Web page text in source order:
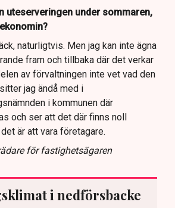
uteserveringen under sommaren,
naturligtvis. Men jag kan inte ägna
fram och tillbaka där det verkar
av förvaltningen inte vet vad den
jag ändå med i
i kommunen där
och ser att det där finns noll
är att vara företagare.
för fastighetsägaren
i nedförsbacke